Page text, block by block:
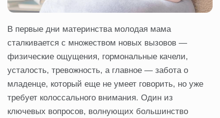
В первые дни материнства молодая мама
сталкивается с множеством новых вызовов —
физические ощущения, гормональные качели,
усталость, тревожность, а главное — забота о
младенце, который еще не умеет говорить, но уже
требует колоссального внимания. Один из
ключевых вопросов, волнующих большинство